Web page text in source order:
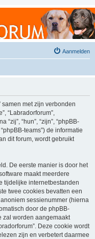
Aanmelden
samen met zijn verbonden
“Labradorforum”,
“zij”, “hun”, “zijn”, “phpBB-
teams”) de informatie
dit forum, wordt gebruikt
De eerste manier is door het
maakt meerdere
tijdelijke internetbestanden
twee cookies bevatten een
sessienummer (hierna
door de phpBB-
zal worden aangemaakt
Deze cookie wordt
zijn en verbetert daarmee